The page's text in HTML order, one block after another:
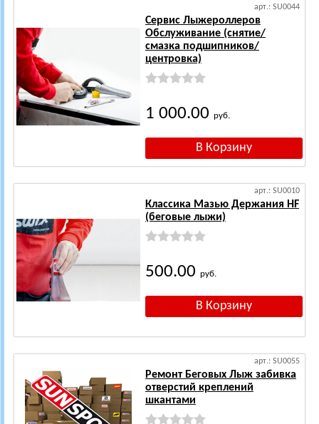
арт.: SU0044
Сервис Лыжероллеров
Обслуживание (снятие/
смазка подшипников/
центровка)
1 000.00 руб.
арт.: SU0010
Классика Мазью Держания HF
(беговые лыжи)
500.00 руб.
арт.: SU0055
Ремонт Беговых Лыж забивка
отверстий креплений
шкантами